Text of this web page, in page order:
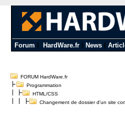
Forum HardWare.fr| News|
FORUM HardWare.fr
Programmation
HTML/CSS
Changement de dossier d'un site